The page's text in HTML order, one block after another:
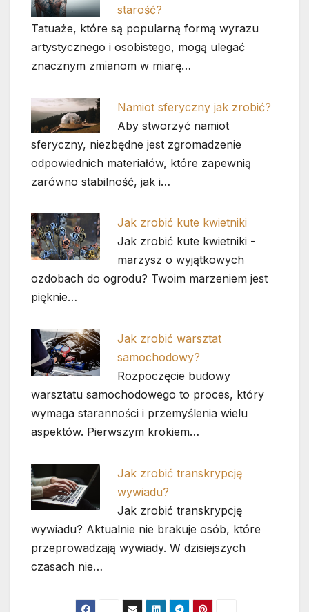
starość?
Tatuaże, które są popularną formą wyrazu
artystycznego i osobistego, mogą ulegać
znacznym zmianom w miarę…
Namiot sferyczny jak zrobić?
Aby stworzyć namiot
sferyczny, niezbędne jest zgromadzenie
odpowiednich materiałów, które zapewnią
zarówno stabilność, jak i…
Jak zrobić kute kwietniki
Jak zrobić kute kwietniki -
marzysz o wyjątkowych
ozdobach do ogrodu? Twoim marzeniem jest
pięknie…
Jak zrobić warsztat
samochodowy?
Rozpoczęcie budowy
warsztatu samochodowego to proces, który
wymaga staranności i przemyślenia wielu
aspektów. Pierwszym krokiem…
Jak zrobić transkrypcję
wywiadu?
Jak zrobić transkrypcję
wywiadu? Aktualnie nie brakuje osób, które
przeprowadzają wywiady. W dzisiejszych
czasach nie…